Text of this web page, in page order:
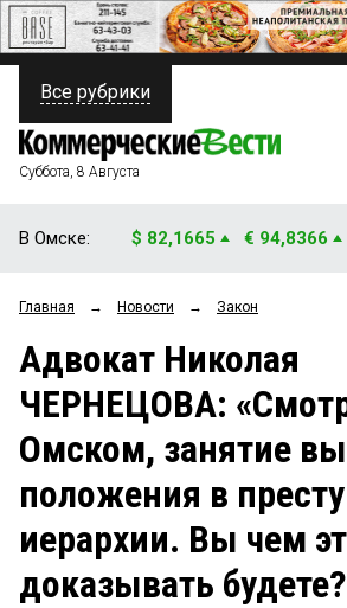
ПОЛИТИКА
ФИНАНСЫ
ОБЩЕСТВО
ЗАКОН
НОВОСТИ КОМПАНИЙ
СТИЛЬ ЖИЗНИ
Все рубрики
Суббота, 8 Августа
В Омске: $ 82,1665 € 94,8366
Главная → Новости → Закон
Адвокат Николая
ЧЕРНЕЦОВА:
Омском, занятие
положения в
иерархии. Вы чем
доказывать